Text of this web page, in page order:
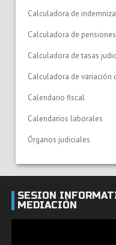
Calculadora de
Calculadora de
Calculadora de tasas
Calculadora de variación
Calendario fiscal
Calendarios laborales
Órganos judiciales
SESIÓN
MEDIACIÓN